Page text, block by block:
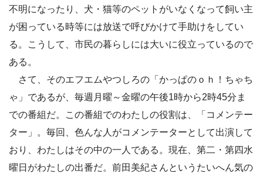
不明になったり、犬・猫等のペットがいなくなって飼い主
が困っている時等には放送で呼びかけて手助けをしてい
る。こうして、市民の暮らしには大いに役立っているので
ある。
さて、そのエフエムやつしろの「かっぱのｏｈ！ちゃち
ゃ」であるが、毎週月曜～金曜の午後1時から2時45分ま
での番組だ。この番組でのわたしの役割は、「コメンテー
ター」。毎回、色んな人がコメンテーターとして出演して
おり、わたしはその中の一人である。現在、第二・第四水
曜日がわたしの出番だ。前田美紀さんというたいへん気の